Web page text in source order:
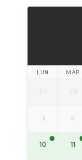
LUN MAR
27 28
3 4
10 11